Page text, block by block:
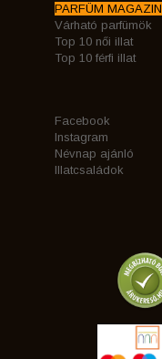
PARFÜM MAGAZIN
Várható parfümök
Top 10 női illat
Top 10 férfi illat
Facebook
Instagram
Névnap ajánló
Illatcsaládok